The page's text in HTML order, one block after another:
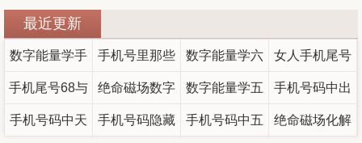
最近更新
数字能量学手
机号码风水
手机号里那些
吸财与守财的
四位组合
数字能量学六
煞磁场，手机
号码是六煞能
女人手机尾号
的取舍 财运与
婚姻之间那条
手机尾号68与
婚姻运 数字背
绝命磁场数字
介绍
数字能量学五
鬼磁场怎么化
手机号码中出
现104和607，
手机号码中天 手机号码隐藏 手机号码中五 绝命磁场化解